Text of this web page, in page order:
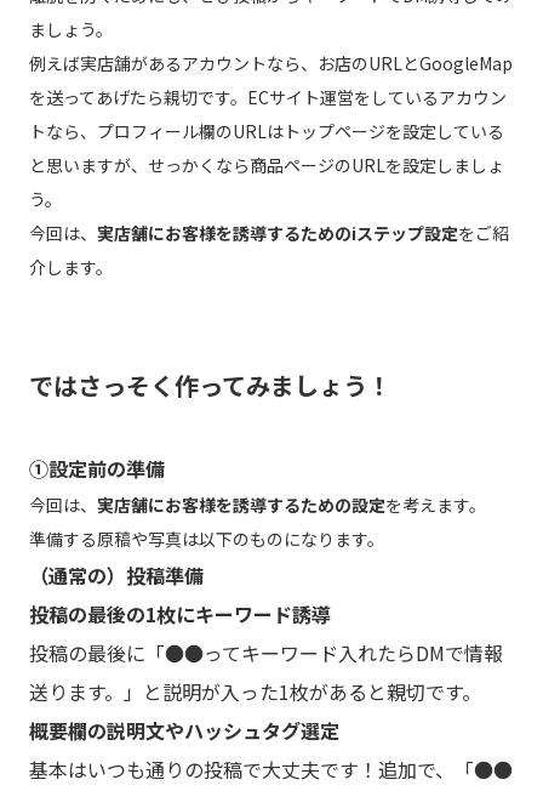
ましょう。
例えば実店舗があるアカウントなら、お店のURLとGoogleMap
を送ってあげたら親切です。ECサイト運営をしているアカウン
トなら、プロフィール欄のURLはトップページを設定している
と思いますが、せっかくなら商品ページのURLを設定しましょ
う。
今回は、 実店舗にお客様を誘導するためのiステップ設定をご紹
介します。
ではさっそく作ってみましょう！
①設定前の準備
今回は、 実店舗にお客様を誘導するための設定を考えます。
準備する原稿や写真は以下のものになります。
（通常の）投稿準備
投稿の最後の1枚にキーワード誘導
投稿の最後に「●●ってキーワード入れたらDMで情報
送ります。」と説明が入った1枚があると親切です。
概要欄の説明文やハッシュタグ選定
基本はいつも通りの投稿で大丈夫です！追加で、「●●